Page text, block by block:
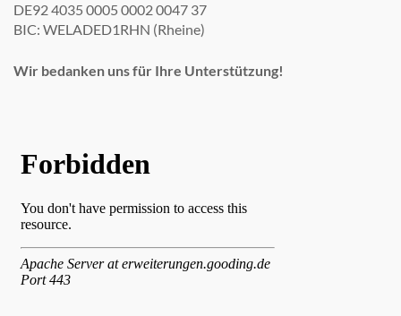
DE92 4035 0005 0002 0047 37
BIC: WELADED1RHN (Rheine)
Wir bedanken uns für Ihre Unterstützung!